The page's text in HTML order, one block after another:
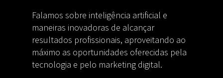
Falamos sobre inteligência artificial e
maneiras inovadoras de alcançar
resultados profissionais, aproveitando ao
máximo as oportunidades oferecidas pela
tecnologia e pelo marketing digital.